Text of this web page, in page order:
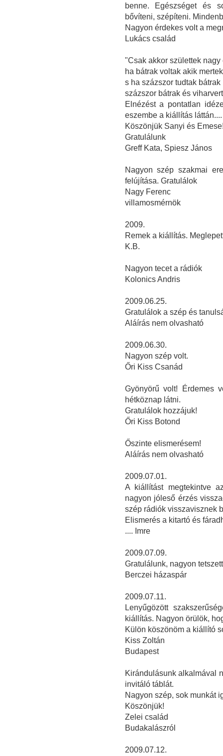
benne. Egészséget és
bővíteni, szépíteni.
Nagyon érdekes volt a
Lukács család
"Csak akkor születtek nagy
ha bátrak voltak akik mertek
s ha százszor tudtak bátrak
százszor bátrak és
Elnézést a pontatlan
eszembe a kiállítás láttán....
Köszönjük Sanyi és
Gratulálunk
Greff Kata, Spiesz János
Nagyon szép szakmai
felújítása. Gratulálok
Nagy Ferenc
villamosmérnök
2009.
Remek a kiállítás.
K.B.
Nagyon tecet a rádiók
Kolonics Andris
2009.06.25.
Gratulálok a szép és
Aláírás nem olvasható
2009.06.30.
Nagyon szép volt.
Őri Kiss Csanád
Gyönyörű volt! Érdemes
hétköznap látni.
Gratulálok hozzájuk!
Őri Kiss Botond
Őszinte elismerésem!
Aláírás nem olvasható
2009.07.01.
A kiállítást megtekintve
nagyon jóleső érzés
szép rádiók visszavisznek
Elismerés a kitartó és
.... Imre
2009.07.09.
Gratulálunk, nagyon
Berczei házaspár
2009.07.11.
Lenyűgözött
kiállítás. Nagyon örülök,
Külön köszönöm a kiállító
Kiss Zoltán
Budapest
Kirándulásunk alkalmával
invitáló táblát.
Nagyon szép, sok munkát
Köszönjük!
Zelei család
Budakalászról
2009.07.12.